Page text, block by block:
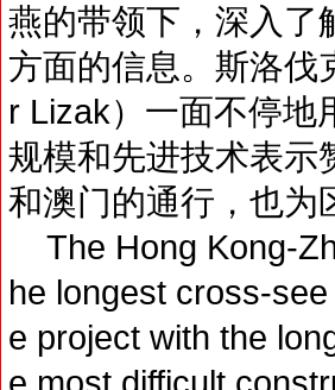
燕的带领下，深入了
方面的信息。斯洛伐
r Lizak）一面不停地
规模和先进技术表示
和澳门的通行，也为
The Hong Kong-
he longest cross-
e project with the